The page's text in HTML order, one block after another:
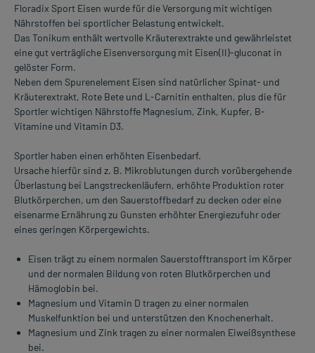
Floradix Sport Eisen wurde für die Versorgung mit wichtigen
Nährstoffen bei sportlicher Belastung entwickelt.
Das Tonikum enthält wertvolle Kräuterextrakte und gewährleistet
eine gut verträgliche Eisenversorgung mit Eisen(II)-gluconat in
gelöster Form.
Neben dem Spurenelement Eisen sind natürlicher Spinat- und
Kräuterextrakt, Rote Bete und L-Carnitin enthalten, plus die für
Sportler wichtigen Nährstoffe Magnesium, Zink, Kupfer, B-
Vitamine und Vitamin D3.
Sportler haben einen erhöhten Eisenbedarf.
Ursache hierfür sind z. B. Mikroblutungen durch vorübergehende
Überlastung bei Langstreckenläufern, erhöhte Produktion roter
Blutkörperchen, um den Sauerstoffbedarf zu decken oder eine
eisenarme Ernährung zu Gunsten erhöhter Energiezufuhr oder
eines geringen Körpergewichts.
Eisen trägt zu einem normalen Sauerstofftransport im Körper
und der normalen Bildung von roten Blutkörperchen und
Hämoglobin bei.
Magnesium und Vitamin D tragen zu einer normalen
Muskelfunktion bei und unterstützen den Knochenerhalt.
Magnesium und Zink tragen zu einer normalen Eiweißsynthese
bei.